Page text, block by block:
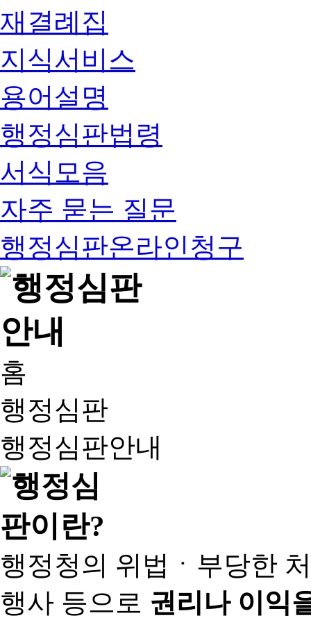
재결례집
지식서비스
용어설명
행정심판법령
서식모음
자주 묻는 질문
행정심판온라인청구
홈
행정심판
행정심판안내
행정청의 위법ㆍ부당한
행사 등으로 권리나 이익